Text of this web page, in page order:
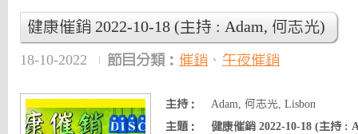
健康催銷 2022-10-18 (主持 : Adam, 何志光)
18-10-2022 節目分類： 催銷 、 午夜催銷
主持：
Adam, 何志光, Lisbon
主題：
健康催銷 2022-10-18 (主持 :